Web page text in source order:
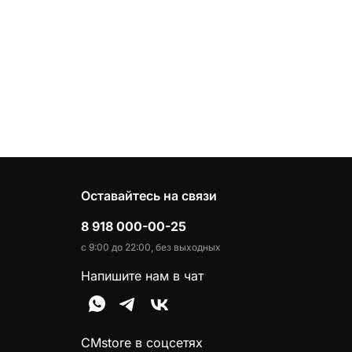
Оставайтесь на связи
8 918 000-00-25
с 9:00 до 22:00, без выходных
Напишите нам в чат
CMstore в соцсетях